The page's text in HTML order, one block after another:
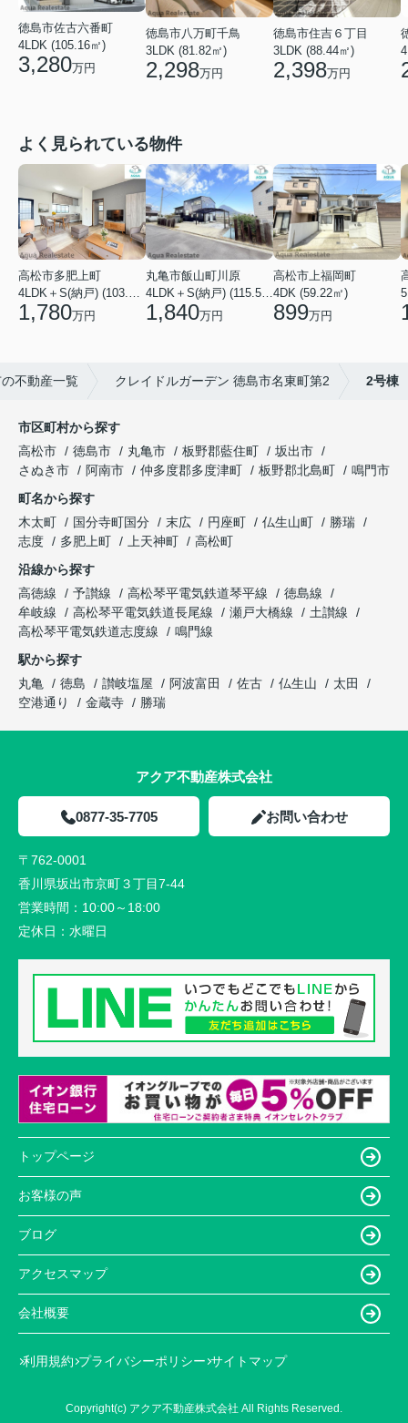
徳島市佐古六番町
4LDK (105.16㎡)
3,280万円
徳島市八万町千鳥
3LDK (81.82㎡)
2,298万円
徳島市住吉６丁目
3LDK (88.44㎡)
2,398万円
よく見られている物件
高松市多肥上町
4LDK＋S(納戸) (103.51㎡)
1,780万円
丸亀市飯山町川原
4LDK＋S(納戸) (115.52㎡)
1,840万円
高松市上福岡町
4DK (59.22㎡)
899万円
不動産一覧 クレイドルガーデン 徳島市名東町第2 2号棟
市区町村から探す
高松市
徳島市 丸亀市 板野郡藍住町
坂出市
さぬき市
阿南市 仲多度郡多度津町 板野郡北島町
鳴門市
町名から探す
木太町
国分寺町国分 末広 円座町 仏生山町
勝瑞
志度
多肥上町 上天神町
高松町
沿線から探す
高徳線
予讃線 高松琴平電気鉄道琴平線
徳島線
牟岐線
高松琴平電気鉄道長尾線 瀬戸大橋線
土讃線
高松琴平電気鉄道志度線
鳴門線
駅から探す
丸亀
徳島 讃岐塩屋 阿波富田 佐古 仏生山
太田
空港通り
金蔵寺 勝瑞
アクア不動産株式会社
0877-35-7705 お問い合わせ
〒762-0001
香川県坂出市京町３丁目7-44
営業時間： 10:00～18:00
定休日： 水曜日
トップページ
お客様の声
ブログ
アクセスマップ
会社概要
利用規約 プライバシーポリシー サイトマップ
Copyright(c) アクア不動産株式会社 All Rights Reserved.